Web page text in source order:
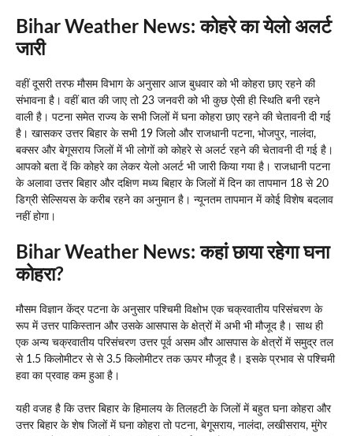
Bihar Weather News:कोहरे का येलो अलर्ट
जारी
वहीं दूसरी तरफ मौसम विभाग के अनुसार आज बुधवार को भी कोहरा छाए रहने की
संभावना है। वहीं बात की जाए तो 23 जनवरी को भी कुछ ऐसी ही स्थिति बनी रहने
वाली है। पटना समेत राज्य के सभी जिलों में घना कोहरा छाए रहने की चेतावनी दी गई
है। खासकर उत्तर बिहार के सभी 19 जिलो और राजधानी पटना, भोजपुर, नालंदा,
बक्सर और बेगूसराय जिलों में भी लोगों को कोहरे से अलर्ट रहने की चेतावनी दी गई है।
आपको बता दें कि कोहरे का लेकर येलो अलर्ट भी जारी किया गया है। राजधानी पटना
के अलावा उत्तर बिहार और दक्षिण मध्य बिहार के जिलों में दिन का तापमान 18 से 20
डिग्री सेल्सियस के करीब रहने का अनुमान है। न्यूनतम तापमान में कोई विशेष बदलाव
नहीं होगा।
Bihar Weather News:कहां छाया रहेगा घना
कोहरा?
मौसम विज्ञान केंद्र पटना के अनुसार पश्चिमी विक्षोभ एक चक्रवातीय परिसंचरण के
रूप में उत्तर पाकिस्तान और उसके आसपास के क्षेत्रों में अभी भी मौजूद है। साथ ही
एक अन्य चक्रवातीय परिसंचरण उत्तर पूर्व असम और आसपास के क्षेत्रों में समुद्र तल
से 1.5 किलोमीटर से से 3.5 किलोमीटर तक ऊपर मौजूद है। इसके प्रभाव से पश्चिमी
हवा का प्रवाह कम हुआ है।
यही वजह है कि उत्तर बिहार के हिमालय के तिलहटी के जिलों में बहुत घना कोहरा और
उत्तर बिहार के शेष जिलों में घना कोहरा तो पटना, बेगूसराय, नालंदा, लखीसराय, मुंगेर